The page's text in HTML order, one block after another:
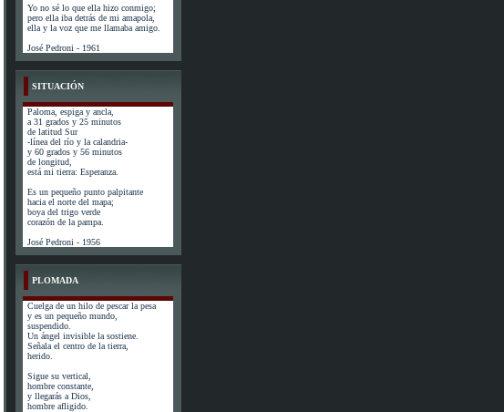
Yo no sé lo que ella hizo conmigo;
pero ella iba detrás de mi amapola,
ella y la voz que me llamaba amigo.
José Pedroni - 1961
SITUACIÓN
Paloma, espiga y ancla,
a 31 grados y 25 minutos
de latitud Sur
-línea del río y la calandria-
y 60 grados y 56 minutos
de longitud,
está mi tierra: Esperanza.
Es un pequeño punto palpitante
hacia el norte del mapa;
boya del trigo verde
corazón de la pampa.
José Pedroni - 1956
PLOMADA
Cuelga de un hilo de pescar la pesa
y es un pequeño mundo,
suspendido.
Un ángel invisible la sostiene.
Señala el centro de la tierra,
herido.
Sigue su vertical,
hombre constante,
y llegarás a Dios,
hombre afligido.